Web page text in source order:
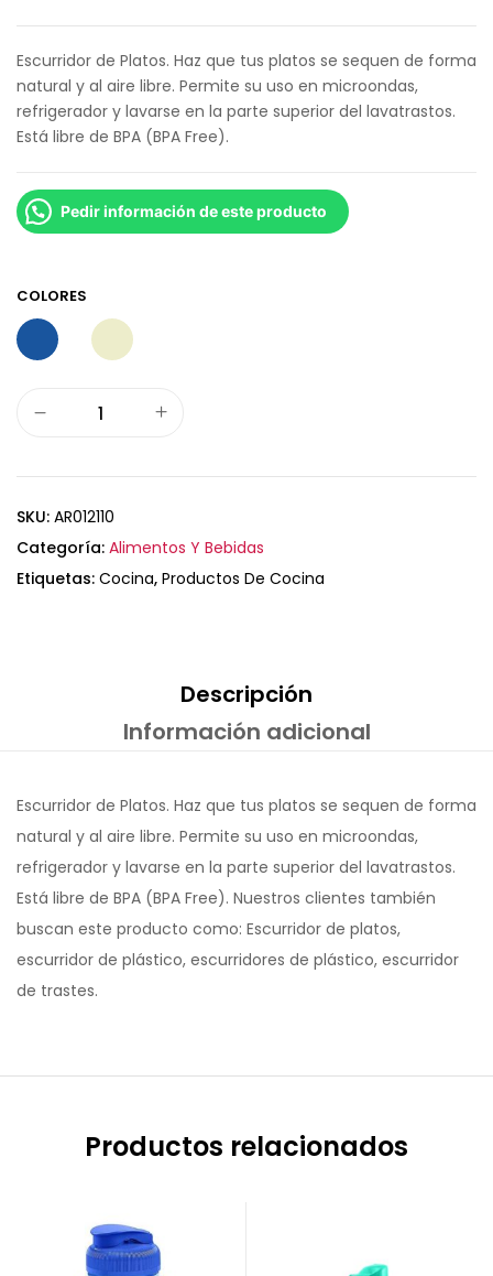
Escurridor de Platos. Haz que tus platos se sequen de forma
natural y al aire libre. Permite su uso en microondas,
refrigerador y lavarse en la parte superior del lavatrastos.
Está libre de BPA (BPA Free).
Pedir información de este producto
COLORES
SKU: AR012110
Categoría: Alimentos Y Bebidas
Etiquetas: Cocina, Productos De Cocina
Descripción
Información adicional
Escurridor de Platos. Haz que tus platos se sequen de forma
natural y al aire libre. Permite su uso en microondas,
refrigerador y lavarse en la parte superior del lavatrastos.
Está libre de BPA (BPA Free). Nuestros clientes también
buscan este producto como: Escurridor de platos,
escurridor de plástico, escurridores de plástico, escurridor
de trastes.
Productos relacionados